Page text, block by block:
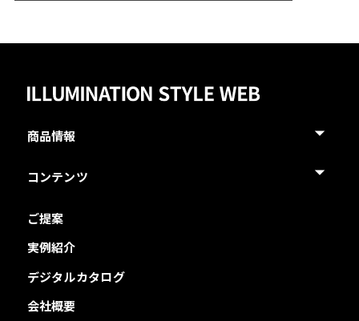
商品情報
コンテンツ
ご提案
実例紹介
デジタルカタログ
会社概要